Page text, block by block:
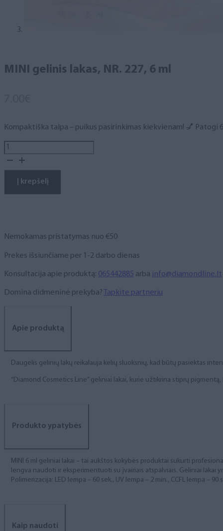
MINI gelinis lakas, NR. 227, 6 ml
Kompaktiška talpa – puikus pasirinkimas kiekvienam! 💅
produkto
kiekis:
gelinis
lakas,
Į krepšelį
Nemokamas pristatymas nuo €50
Prekes išsiunčiame per 1-2 darbo dienas
Konsultacija apie produktą: 065442885 arba info@diamondline.lt
Domina didmeninė prekyba? Tapkite partneriu
Apie produktą
Daugelis gelinių lakų reikalauja kelių sluoksnių, kad būtų pasiektas
“Diamond Cosmetics Line” geliniai lakai, kurie užtikrina stiprų
Produkto ypatybės
MINI 6 ml geliniai lakai – tai aukštos kokybės produktai sukurti
lengva naudoti ir eksperimentuoti su įvairiais atspalviais. Geliniai lakai
Polimerizacija: LED lempa – 60 sek., UV lempa – 2 min., CCFL lempa – 90
Kaip naudoti